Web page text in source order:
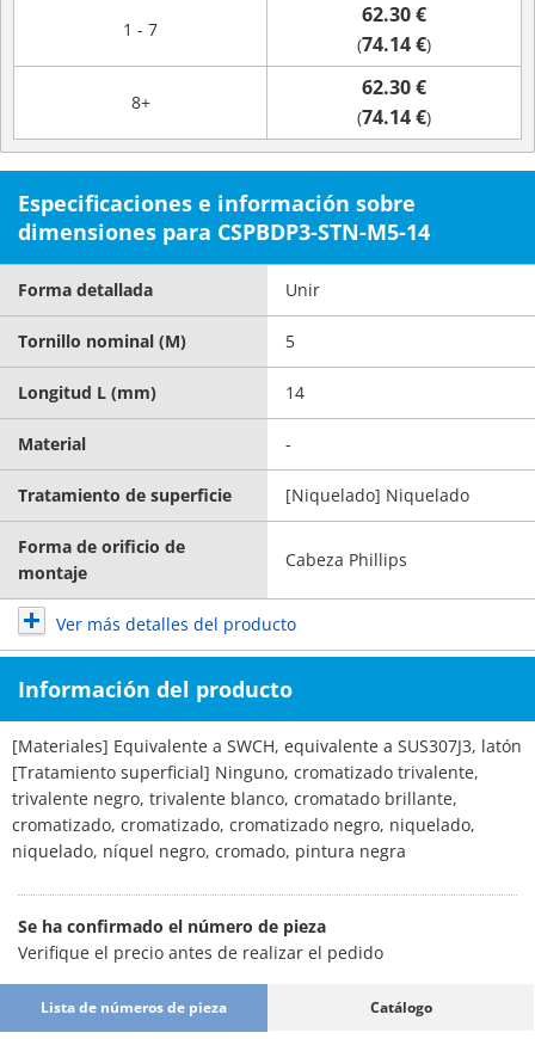
1 - 7
62.30 €
(74.14 €)
8+
62.30 €
(74.14 €)
Especificaciones e información sobre
dimensiones para CSPBDP3-STN-M5-14
Forma detallada Unir
Tornillo nominal (M) 5
Longitud L (mm) 14
Material -
Tratamiento de superficie [Niquelado] Niquelado
Forma de orificio de
montaje
Cabeza Phillips
Ver más detalles del producto
Información del producto
[Materiales] Equivalente a SWCH, equivalente a SUS307J3, latón
[Tratamiento superficial] Ninguno, cromatizado trivalente,
trivalente negro, trivalente blanco, cromatado brillante,
cromatizado, cromatizado, cromatizado negro, niquelado,
niquelado, níquel negro, cromado, pintura negra
Se ha confirmado el número de pieza
Verifique el precio antes de realizar el pedido
Lista de números de pieza Catálogo